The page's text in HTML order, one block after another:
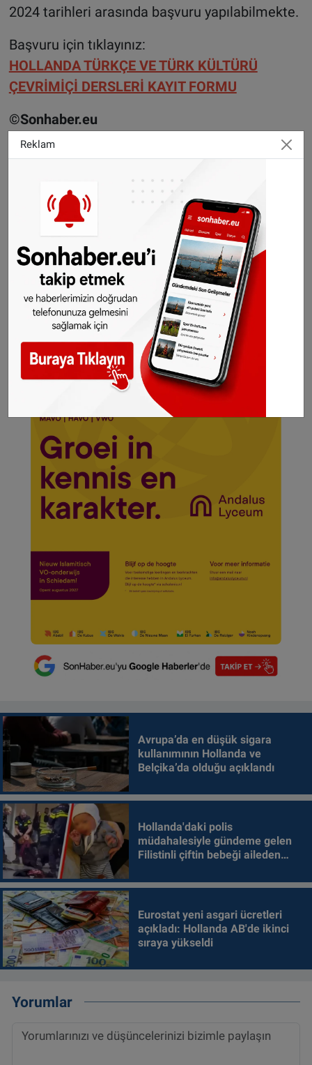
2024 tarihleri arasında başvuru yapılabilmekte.
Başvuru için tıklayınız:
HOLLANDA TÜRKÇE VE TÜRK KÜLTÜRÜ
ÇEVRİMİÇİ DERSLERİ KAYIT FORMU
©Sonhaber.eu
aberlerimizi
da takip
WhatsAppta ücretsiz bültenimize abone olun,
Hollanda ve diğer Avrupa ülkeleri gündeminden
seçtiğimiz haberler her gün telefonunuza
gelsin! Abone olmak için tıklayın
Sitemizde yayımlanan haberlerin her türlü
SONHABER.eu
’ya aittir. Haberin linki
kaynak olarak gösterilmeden alınan haberler
için hukuki işlem başlatılacaktır.
Avrupa’da en düşük sigara
kullanımının Hollanda ve
Belçika’da olduğu açıklandı
Hollanda'daki polis
müdahalesiyle gündeme gelen
Filistinli çiftin bebeği aileden
Eurostat yeni asgari ücretleri
açıkladı: Hollanda AB'de ikinci
sıraya yükseldi
Yorumlar
Reklam